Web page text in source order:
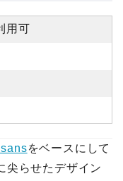
用可
をベースにして
尖らせたデザイン